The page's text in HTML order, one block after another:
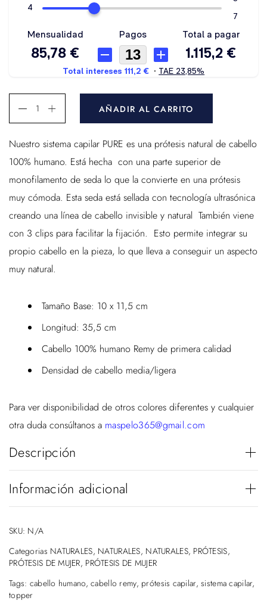
AÑADIR AL CARRITO
Nuestro sistema capilar PURE es una prótesis natural de cabello
100% humano. Está hecha con una parte superior de
monofilamento de seda lo que la convierte en una prótesis
muy cómoda. Esta seda está sellada con tecnología ultrasónica
creando una línea de cabello invisible y natural También viene
con 3 clips para facilitar la fijación. Esto permite integrar su
propio cabello en la pieza, lo que lleva a conseguir un aspecto
muy natural.
Tamaño Base: 10 x 11,5 cm
Longitud: 35,5 cm
Cabello 100% humano Remy de primera calidad
Densidad de cabello media/ligera
Para ver disponibilidad de otros colores diferentes y cualquier
otra duda consúltanos a maspelo365@gmail.com
Descripción
Información adicional
LONGITUD
35,5 cm
DISPONIBILIDAD
10-15 días
SKU: N/A
Categorias NATURALES, NATURALES, NATURALES, PRÓTESIS,
PRÓTESIS DE MUJER, PRÓTESIS DE MUJER
Tags: cabello humano,cabello remy, prótesis capilar,sistema capilar,
topper